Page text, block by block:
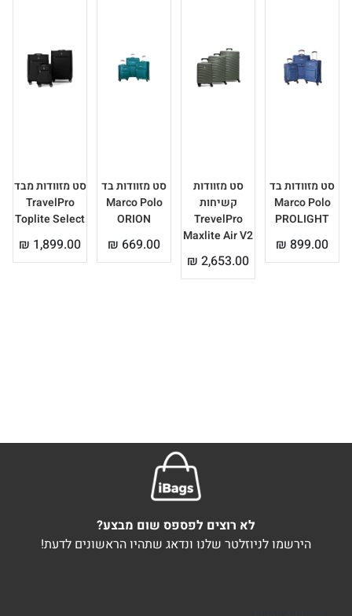
סט מזוודות בד
Marco Polo
PROLIGHT
₪ 899.00
סט מזוודות
קשיחות
TrevelPro
Maxlite Air V2
₪ 2,653.00
סט מזוודות בד
Marco Polo
ORION
₪ 669.00
סט מזוודות מבד
TravelPro
Toplite Select
₪ 1,899.00
לא רוצים לפספס שום מבצע?
הירשמו לניוזלטר שלנו ונדאג שתהיו הראשונים לדעת!